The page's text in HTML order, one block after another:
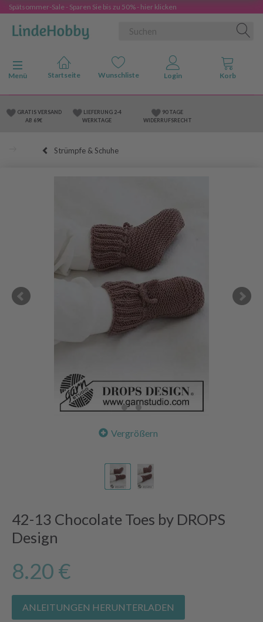
Spätsommer-Sale - Sparen Sie bis zu 50% - hier klicken
Anzeige ändern
Menü
GRATIS VERSAND
AB 69€
LIEFERUNG 2-4
WERKTAGE
90 TAGE
WIDERRUFSRECHT
Strümpfe & Schuhe
Vergrößern
42-13 Chocolate Toes by DROPS
Design
8.20 €
ANLEITUNGEN HERUNTERLADEN